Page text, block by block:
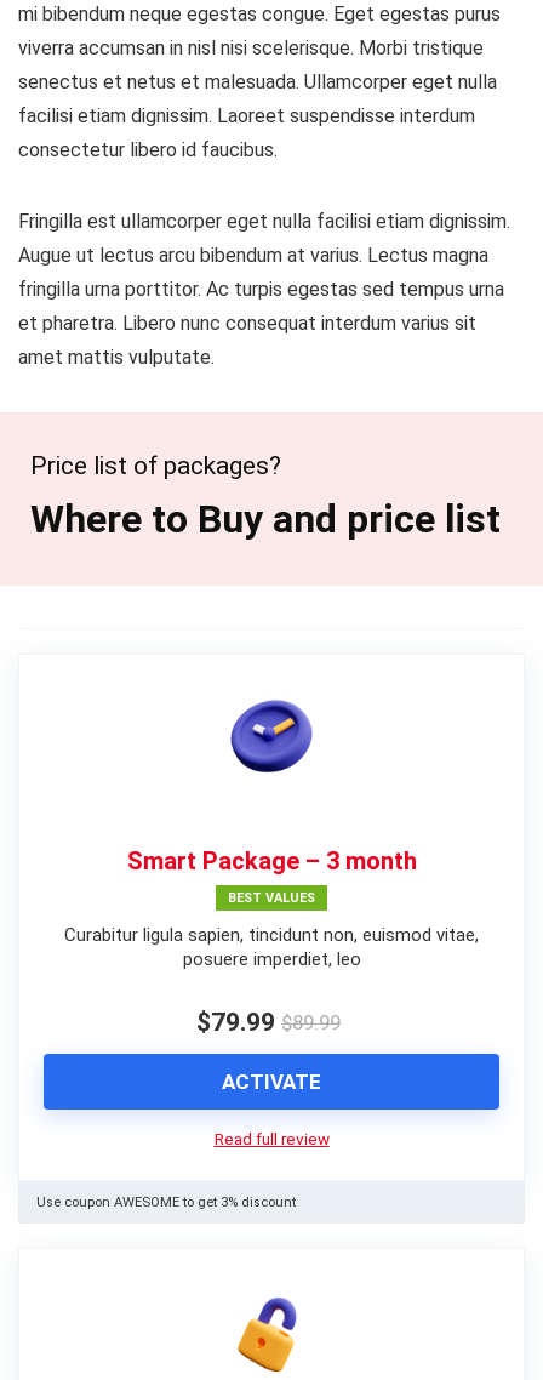
mi bibendum neque egestas congue. Eget egestas purus
viverra accumsan in nisl nisi scelerisque. Morbi tristique
senectus et netus et malesuada. Ullamcorper eget nulla
facilisi etiam dignissim. Laoreet suspendisse interdum
consectetur libero id faucibus.
Fringilla est ullamcorper eget nulla facilisi etiam dignissim.
Augue ut lectus arcu bibendum at varius. Lectus magna
fringilla urna porttitor. Ac turpis egestas sed tempus urna
et pharetra. Libero nunc consequat interdum varius sit
amet mattis vulputate.
Price list of packages?
Where to Buy and price list
Smart Package – 3 month
BEST VALUES
Curabitur ligula sapien, tincidunt non, euismod vitae,
posuere imperdiet, leo
$79.99 $89.99
ACTIVATE
Read full review
Use coupon AWESOME to get 3% discount